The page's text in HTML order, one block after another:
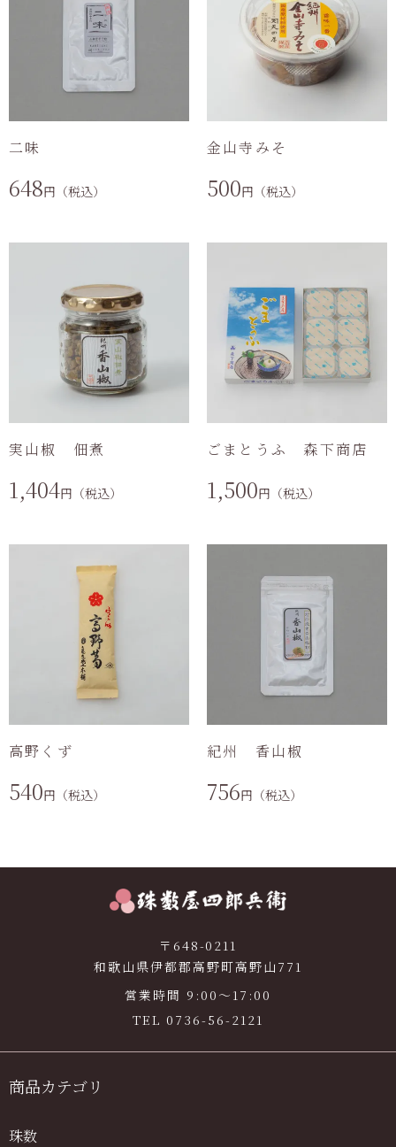
二味
648円（税込）
金山寺みそ
500円（税込）
実山椒 佃煮
1,404円（税込）
ごまとうふ 森下商店
1,500円（税込）
高野くず
540円（税込）
紀州 香山椒
756円（税込）
〒648-0211
和歌山県伊都郡高野町高野山771
営業時間 9:00〜17:00
TEL 0736-56-2121
商品カテゴリ
珠数